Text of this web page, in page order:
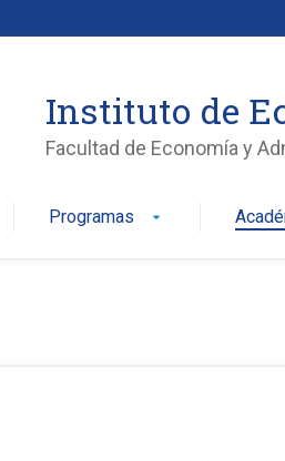
Instituto de
Facultad de Economía y
Programas arrow_drop_down